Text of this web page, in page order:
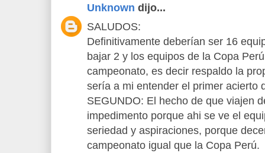
Unknown dijo...
SALUDOS:
Definitivamente deberían ser 16
bajar 2 y los equipos de la Copa
campeonato, es decir respaldo la
sería a mi entender el primer acierto
SEGUNDO: El hecho de que viajen
impedimento porque ahi se ve el
seriedad y aspiraciones, porque
campeonato igual que la Copa Perú.